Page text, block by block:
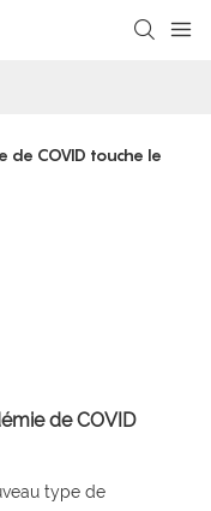
de COVID touche le
de COVID
type de